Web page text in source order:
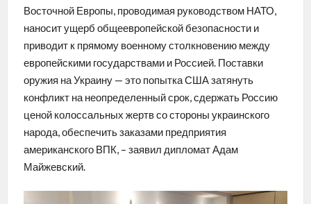
Восточной Европы, проводимая руководством НАТО,
наносит ущерб общеевропейской безопасности и
приводит к прямому военному столкновению между
европейскими государствами и Россией. Поставки
оружия на Украину — это попытка США затянуть
конфликт на неопределенный срок, сдержать Россию
ценой колоссальных жертв со стороны украинского
народа, обеспечить заказами предприятия
американского ВПК, – заявил дипломат Адам
Майжевский.